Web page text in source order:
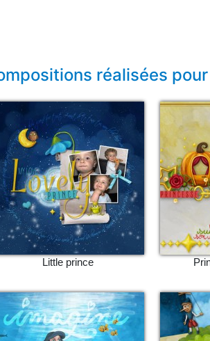
réalisées
Little prince